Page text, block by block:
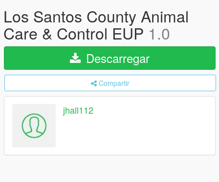
Los Santos County Animal
Care & Control EUP 1.0
Descarregar
Compartir
jhall112